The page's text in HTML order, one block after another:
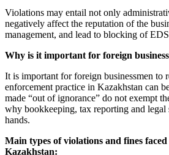
Violations may entail not only
negatively affect the reputation of the
management, and lead to blocking of
Why is it important for foreign
It is important for foreign businessmen to
enforcement practice in Kazakhstan can
made “out of ignorance” do not exempt
why bookkeeping, tax reporting and legal
hands.
Main types of violations and fines
Kazakhstan: